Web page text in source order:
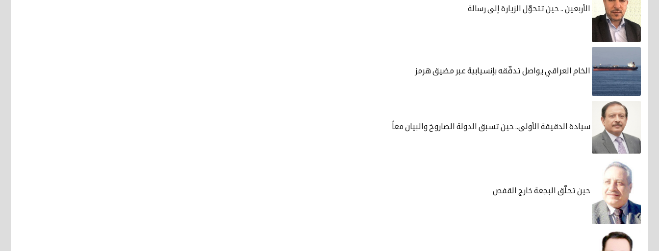
الأربعين .. حين تتحوّل الزيارة إلى رسالة
الخام العراقي يواصل تدفّقه بإنسيابية عبر مضيق هرمز
سيادة الدقيقة الأولى.. حين تسبق الدولة الصاروخ والبيان معاً
حين تحلّق البجعة خارج القفص